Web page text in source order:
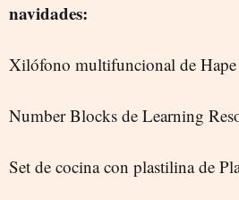
navidades:
Xilófono multifuncional de Hape
Number Blocks de Learning
Set de cocina con plastilina de